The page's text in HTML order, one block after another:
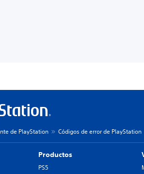
de PlayStation Códigos de error de PlayStation
Productos
PS5